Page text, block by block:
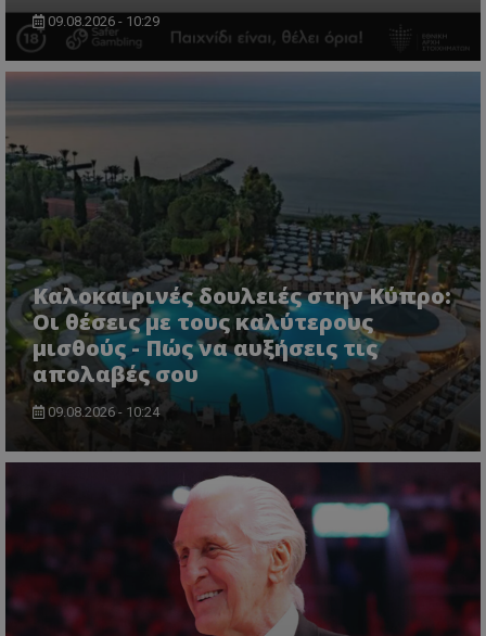
09.08.2026 - 10:29
Καλοκαιρινές δουλειές στην Κύπρο:
Οι θέσεις με τους καλύτερους
μισθούς - Πώς να αυξήσεις τις
απολαβές σου
09.08.2026 - 10:24